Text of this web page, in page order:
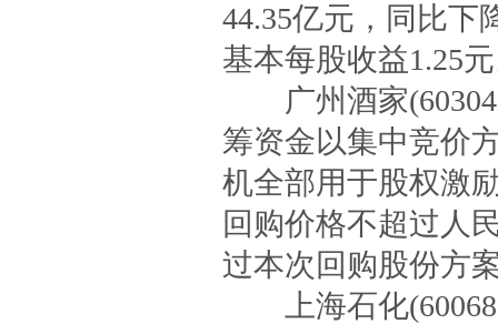
44.35亿元，同比下
基本每股收益1.25
广州酒家
筹资金以集中竞价
机全部用于股权激
回购价格不超过人
过本次回购股份方
上海石化